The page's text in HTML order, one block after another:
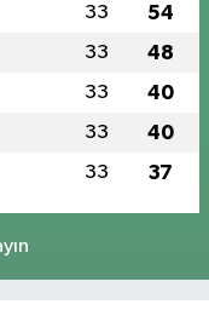
33 54
33 48
33 40
33 40
33 37